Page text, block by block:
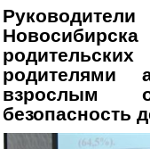
Новосибирска
родителями
взрослым
безопасность